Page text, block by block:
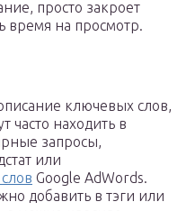
просто закроет
время на просмотр.
ключевых слов,
часто находить в
запросы,
или
Google AdWords.
добавить в тэги или